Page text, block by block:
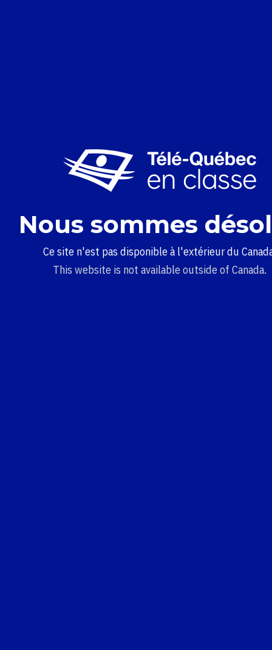
Nous sommes
Ce site n'est pas disponible à l'extérieur du
This website is not available outside of Canada.